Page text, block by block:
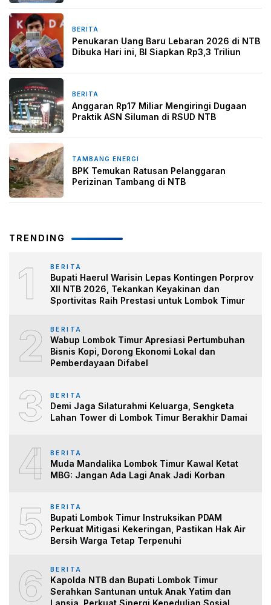
BERITA
Penukaran Uang Baru Lebaran 2026 di NTB
Dibuka Hari ini, BI Siapkan Rp3,3 Triliun
BERITA
Anggaran Rp17 Miliar Mengiringi Dugaan
Praktik ASN Siluman di RSUD NTB
TAMBANG ENERGI
BPK Temukan Ratusan Pelanggaran
Perizinan Tambang di NTB
TRENDING
1 BERITA
Bupati Haerul Warisin Lepas Kontingen Porprov
XII NTB 2026, Tekankan Keyakinan dan
Sportivitas Raih Prestasi untuk Lombok Timur
2 BERITA
Wabup Lombok Timur Apresiasi Pertumbuhan
Bisnis Kopi, Dorong Ekonomi Lokal dan
Pemberdayaan Difabel
3 BERITA
Demi Jaga Silaturahmi Keluarga, Sengketa
Lahan Tower di Lombok Timur Berakhir Damai
4 BERITA
Muda Mandalika Lombok Timur Kawal Ketat
MBG: Jangan Ada Lagi Anak Jadi Korban
5 BERITA
Bupati Lombok Timur Instruksikan PDAM
Perkuat Mitigasi Kekeringan, Pastikan Hak Air
Bersih Warga Tetap Terpenuhi
6 BERITA
Kapolda NTB dan Bupati Lombok Timur
Serahkan Santunan untuk Anak Yatim dan
Lansia, Perkuat Sinergi Kepedulian Sosial